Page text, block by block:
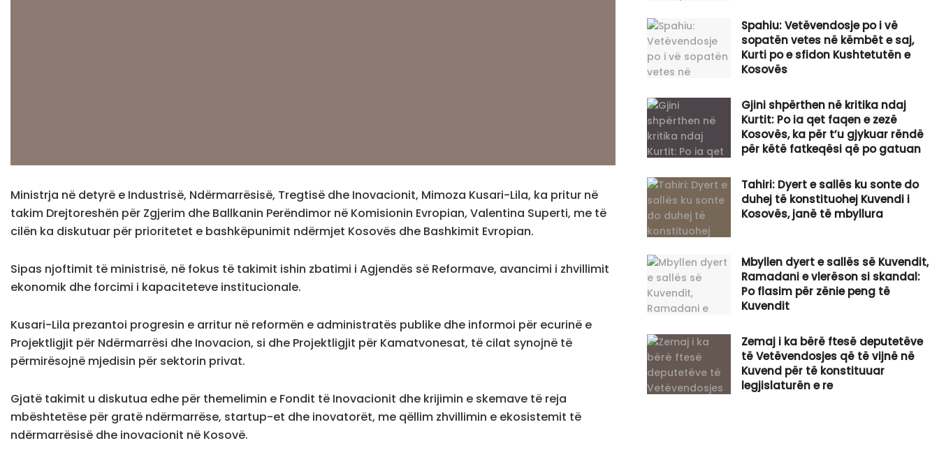
Ministrja në detyrë e Industrisë, Ndërmarrësisë, Tregtisë dhe Inovacionit, Mimoza Kusari-Lila, ka pritur në
takim Drejtoreshën për Zgjerim dhe Ballkanin Perëndimor në Komisionin Evropian, Valentina Superti, me të
cilën ka diskutuar për prioritetet e bashkëpunimit ndërmjet Kosovës dhe Bashkimit Evropian.
Sipas njoftimit të ministrisë, në fokus të takimit ishin zbatimi i Agjendës së Reformave, avancimi i zhvillimit
ekonomik dhe forcimi i kapaciteteve institucionale.
Kusari-Lila prezantoi progresin e arritur në reformën e administratës publike dhe informoi për ecurinë e
Projektligjit për Ndërmarrësi dhe Inovacion, si dhe Projektligjit për Kamatvonesat, të cilat synojnë të
përmirësojnë mjedisin për sektorin privat.
Gjatë takimit u diskutua edhe për themelimin e Fondit të Inovacionit dhe krijimin e skemave të reja
mbështetëse për gratë ndërmarrëse, startup-et dhe inovatorët, me qëllim zhvillimin e ekosistemit të
ndërmarrësisë dhe inovacionit në Kosovë.
Spahiu: Vetëvendosje po i vë
sopatën vetes në këmbët e saj,
Kurti po e sfidon Kushtetutën e
Kosovës
Gjini shpërthen në kritika ndaj
Kurtit: Po ia qet faqen e zezë
Kosovës, ka për t’u gjykuar rëndë
për këtë fatkeqësi që po gatuan
Tahiri: Dyert e sallës ku sonte do
duhej të konstituohej Kuvendi i
Kosovës, janë të mbyllura
Mbyllen dyert e sallës së Kuvendit,
Ramadani e vlerëson si skandal:
Po flasim për zënie peng të
Kuvendit
Zemaj i ka bërë ftesë deputetëve
të Vetëvendosjes që të vijnë në
Kuvend për të konstituuar
legjislaturën e re